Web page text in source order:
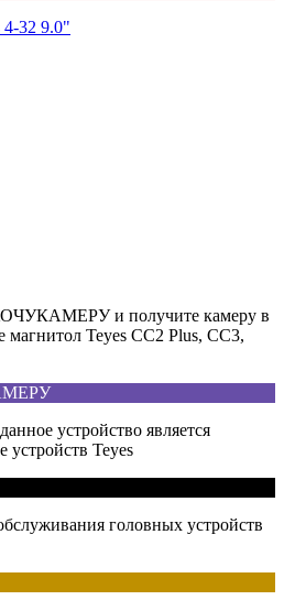
4-32 9.0"
и получите камеру в
магнитол Teyes CC2 Plus, CC3,
устройство является
устройств Teyes
головных устройств